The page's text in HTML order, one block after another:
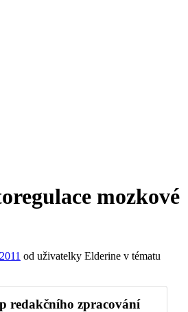
mozkové
od uživatelky Elderine v tématu
redakčního zpracování